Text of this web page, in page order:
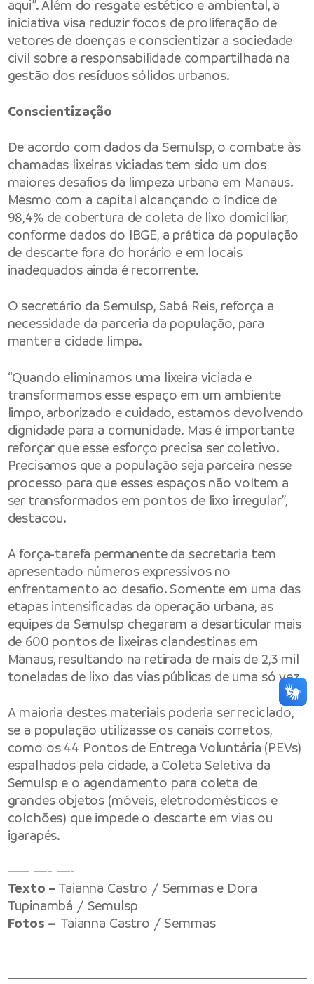
aqui”. Além do resgate estético e ambiental, a
iniciativa visa reduzir focos de proliferação de
vetores de doenças e conscientizar a sociedade
civil sobre a responsabilidade compartilhada na
gestão dos resíduos sólidos urbanos.
Conscientização
De acordo com dados da Semulsp, o combate às
chamadas lixeiras viciadas tem sido um dos
maiores desafios da limpeza urbana em Manaus.
Mesmo com a capital alcançando o índice de
98,4% de cobertura de coleta de lixo domiciliar,
conforme dados do IBGE, a prática da população
de descarte fora do horário e em locais
inadequados ainda é recorrente.
O secretário da Semulsp, Sabá Reis, reforça a
necessidade da parceria da população, para
manter a cidade limpa.
“Quando eliminamos uma lixeira viciada e
transformamos esse espaço em um ambiente
limpo, arborizado e cuidado, estamos devolvendo
dignidade para a comunidade. Mas é importante
reforçar que esse esforço precisa ser coletivo.
Precisamos que a população seja parceira nesse
processo para que esses espaços não voltem a
ser transformados em pontos de lixo irregular”,
destacou.
A força-tarefa permanente da secretaria tem
apresentado números expressivos no
enfrentamento ao desafio. Somente em uma das
etapas intensificadas da operação urbana, as
equipes da Semulsp chegaram a desarticular mais
de 600 pontos de lixeiras clandestinas em
Manaus, resultando na retirada de mais de 2,3 mil
toneladas de lixo das vias públicas de uma só vez.
A maioria destes materiais poderia ser reciclado,
se a população utilizasse os canais corretos,
como os 44 Pontos de Entrega Voluntária (PEVs)
espalhados pela cidade, a Coleta Seletiva da
Semulsp e o agendamento para coleta de
grandes objetos (móveis, eletrodomésticos e
colchões) que impede o descarte em vias ou
igarapés.
—– —- —-
Texto – Taianna Castro / Semmas e Dora
Tupinambá / Semulsp
Fotos – Taianna Castro / Semmas